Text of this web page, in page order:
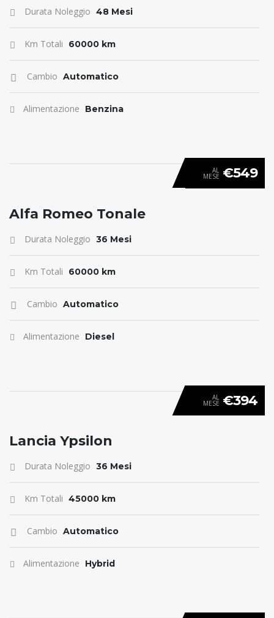
Durata Noleggio 48 Mesi
Km Totali 60000 km
Cambio Automatico
Alimentazione Benzina
ANTICIPO 0
AL
MESE €549
Alfa Romeo Tonale
Durata Noleggio 36 Mesi
Km Totali 60000 km
Cambio Automatico
Alimentazione Diesel
ANTICIPO 0
AL
MESE €394
Lancia Ypsilon
Durata Noleggio 36 Mesi
Km Totali 45000 km
Cambio Automatico
Alimentazione Hybrid